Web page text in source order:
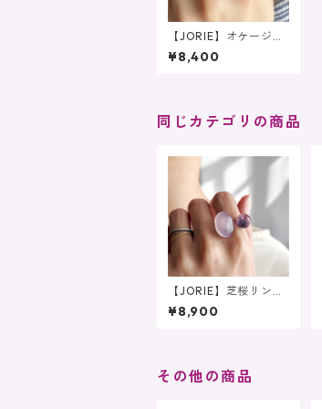
【JORIE】オケージョ
ンにおすすめ❤️大人な
上品カラー グレーオ
¥8,400
同じカテゴリの商品
【JORIE】芝桜リン
グ 紫陽花リング ピ
ンクカルカルセドニー
¥8,900
その他の商品